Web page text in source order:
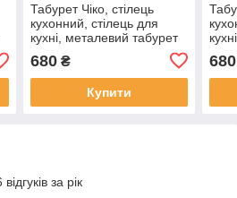
Табурет Чіко, стілець
кухонний, стілець для
кухні, металевий табурет
680₴
Купити
680
за рік